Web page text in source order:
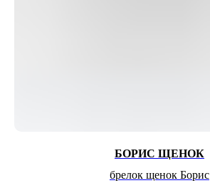
БОРИС ЩЕНОК
брелок щенок Борис